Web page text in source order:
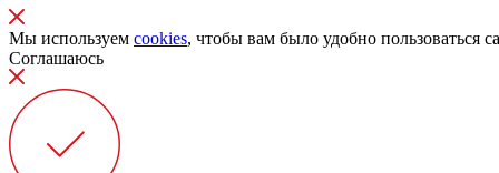
Мы используем cookies, чтобы вам было удобно пользоваться
Соглашаюсь